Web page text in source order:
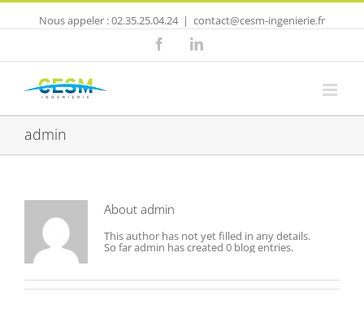
Nous appeler : 02.35.25.04.24 | contact@cesm-ingenierie.fr
FacebookLinkedin
admin
About admin
This author has not yet filled in any details.
So far admin has created 0 blog entries.